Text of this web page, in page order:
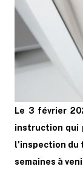
Le 3 février
instruction qui
l'inspection du
semaines à